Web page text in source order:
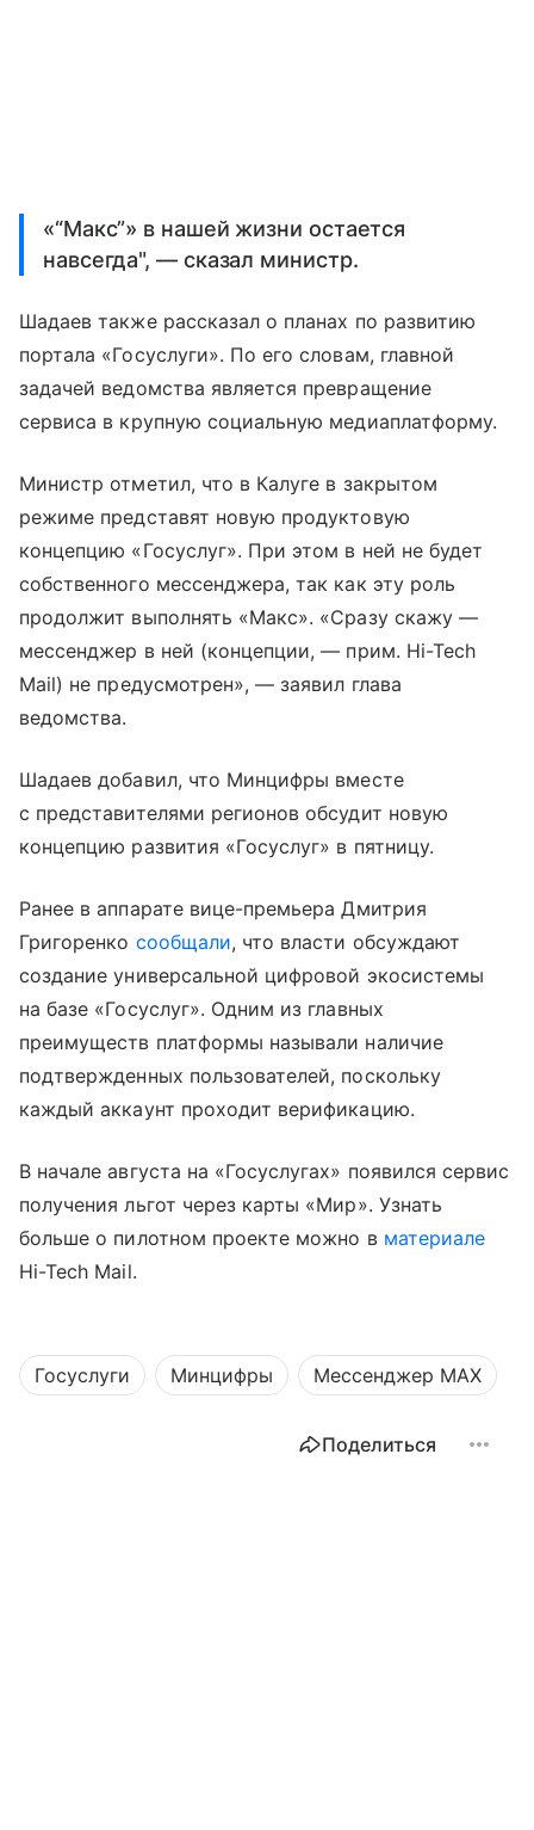
«“Макс”» в нашей жизни остается
навсегда", — сказал министр.
Шадаев также рассказал о планах по развитию
портала «Госуслуги». По его словам, главной
задачей ведомства является превращение
сервиса в крупную социальную медиаплатформу.
Министр отметил, что в Калуге в закрытом
режиме представят новую продуктовую
концепцию «Госуслуг». При этом в ней не будет
собственного мессенджера, так как эту роль
продолжит выполнять «Макс». «Сразу скажу —
мессенджер в ней (концепции, — прим. Hi-Tech
Mail) не предусмотрен», — заявил глава
ведомства.
Шадаев добавил, что Минцифры вместе
с представителями регионов обсудит новую
концепцию развития «Госуслуг» в пятницу.
Ранее в аппарате вице-премьера Дмитрия
Григоренко сообщали, что власти обсуждают
создание универсальной цифровой экосистемы
на базе «Госуслуг». Одним из главных
преимуществ платформы называли наличие
подтвержденных пользователей, поскольку
каждый аккаунт проходит верификацию.
В начале августа на «Госуслугах» появился сервис
получения льгот через карты «Мир». Узнать
больше о пилотном проекте можно в материале
Hi-Tech Mail.
Госуслуги Минцифры Мессенджер MAX
Поделиться